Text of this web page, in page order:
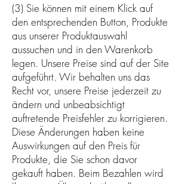
(3) Sie können mit einem Klick auf
den entsprechenden Button, Produkte
aus unserer Produktauswahl
aussuchen und in den Warenkorb
legen. Unsere Preise sind auf der Site
aufgeführt. Wir behalten uns das
Recht vor, unsere Preise jederzeit zu
ändern und unbeabsichtigt
auftretende Preisfehler zu korrigieren.
Diese Änderungen haben keine
Auswirkungen auf den Preis für
Produkte, die Sie schon davor
gekauft haben. Beim Bezahlen wird